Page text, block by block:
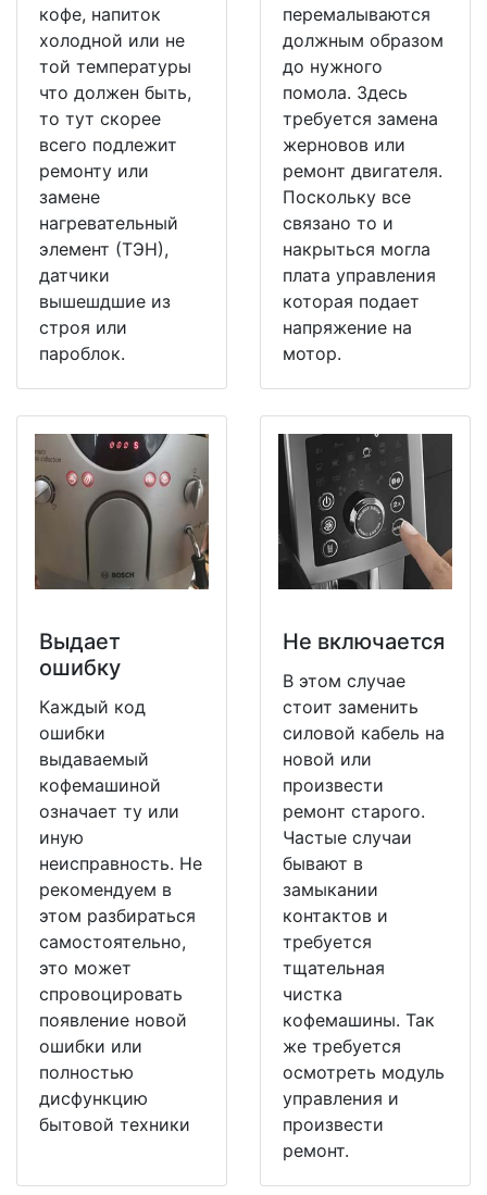
кофе, напиток
холодной или не
той температуры
что должен быть,
то тут скорее
всего подлежит
ремонту или
замене
нагревательный
элемент (ТЭН),
датчики
вышешдшие из
строя или
пароблок.
перемалываются
должным образом
до нужного
помола. Здесь
требуется замена
жерновов или
ремонт двигателя.
Поскольку все
связано то и
накрыться могла
плата управления
которая подает
напряжение на
мотор.
Выдает
ошибку
Каждый код
ошибки
выдаваемый
кофемашиной
означает ту или
иную
неисправность. Не
рекомендуем в
этом разбираться
самостоятельно,
это может
спровоцировать
появление новой
ошибки или
полностью
дисфункцию
бытовой техники
Не включается
В этом случае
стоит заменить
силовой кабель на
новой или
произвести
ремонт старого.
Частые случаи
бывают в
замыкании
контактов и
требуется
тщательная
чистка
кофемашины. Так
же требуется
осмотреть модуль
управления и
произвести
ремонт.